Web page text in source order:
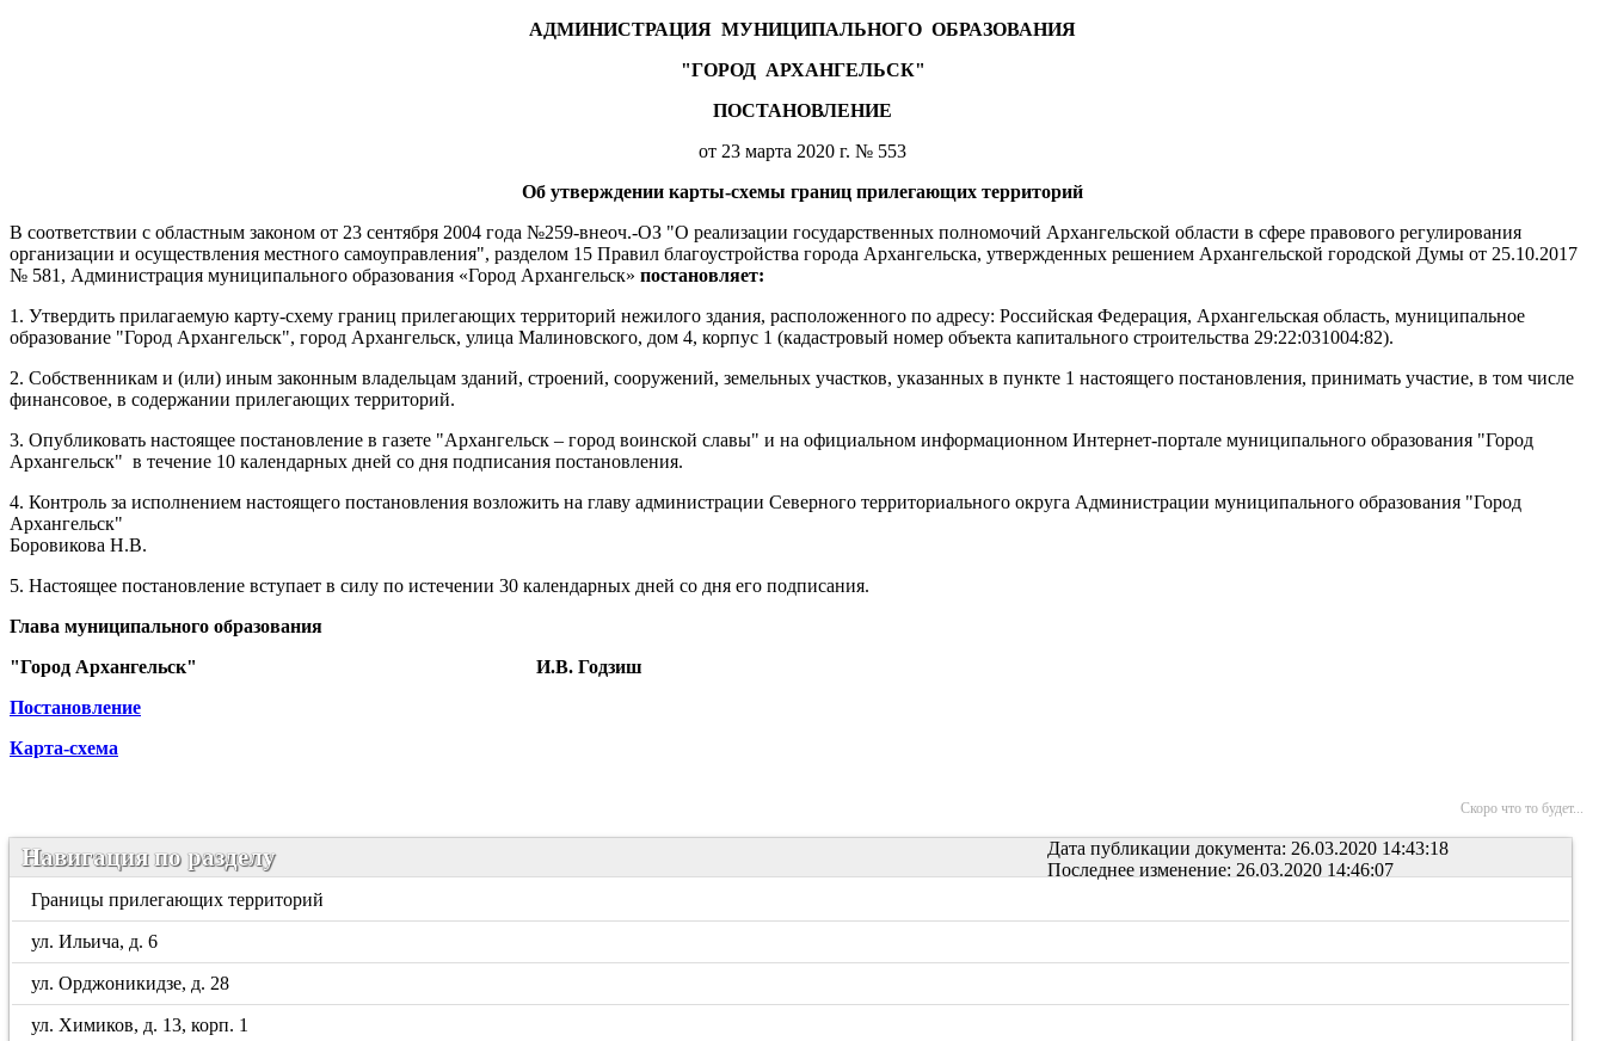
АДМИНИСТРАЦИЯ МУНИЦИПАЛЬНОГО ОБРАЗОВАНИЯ
"ГОРОД АРХАНГЕЛЬСК"
ПОСТАНОВЛЕНИЕ
от 23 марта 2020 г. № 553
Об утверждении карты-схемы границ прилегающих территорий
В соответствии с областным законом от 23 сентября 2004 года №259-внеоч.-ОЗ "О реализации государственных полномочий Архангельской области в сфере правового регулирования
организации и осуществления местного самоуправления", разделом 15 Правил благоустройства города Архангельска, утвержденных решением Архангельской городской Думы от 25.10.2017
№ 581, Администрация муниципального образования «Город Архангельск» постановляет:
1. Утвердить прилагаемую карту-схему границ прилегающих территорий нежилого здания, расположенного по адресу: Российская Федерация, Архангельская область, муниципальное
образование "Город Архангельск", город Архангельск, улица Малиновского, дом 4, корпус 1 (кадастровый номер объекта капитального строительства 29:22:031004:82).
2. Собственникам и (или) иным законным владельцам зданий, строений, сооружений, земельных участков, указанных в пункте 1 настоящего постановления, принимать участие, в том числе
финансовое, в содержании прилегающих территорий.
3. Опубликовать настоящее постановление в газете "Архангельск – город воинской славы" и на официальном информационном Интернет-портале муниципального образования "Город
Архангельск" в течение 10 календарных дней со дня подписания постановления.
4. Контроль за исполнением настоящего постановления возложить на главу администрации Северного территориального округа Администрации муниципального образования "Город
Архангельск"
Боровикова Н.В.
5. Настоящее постановление вступает в силу по истечении 30 календарных дней со дня его подписания.
Глава муниципального образования
"Город Архангельск"
И.В. Годзиш
Постановление
Карта-схема
Скоро что то будет...
Дата публикации документа: 26.03.2020 14:43:18
Последнее изменение: 26.03.2020 14:46:07
Навигация по разделу
Границы прилегающих территорий
ул. Ильича, д. 6
ул. Орджоникидзе, д. 28
ул. Химиков, д. 13, корп. 1